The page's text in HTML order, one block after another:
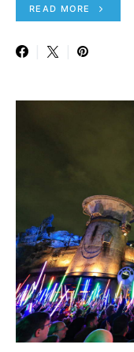
READ MORE